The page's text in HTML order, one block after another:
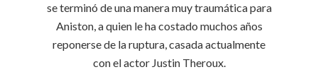
se terminó de una manera muy traumática para
Aniston, a quien le ha costado muchos años
reponerse de la ruptura, casada actualmente
con el actor Justin Theroux.